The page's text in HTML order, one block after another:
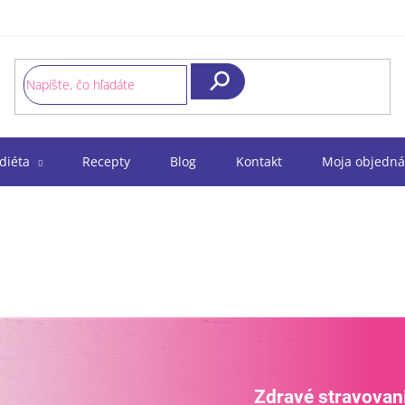
Hľadať
Recepty Blog Kontakt Moja
Zdravé